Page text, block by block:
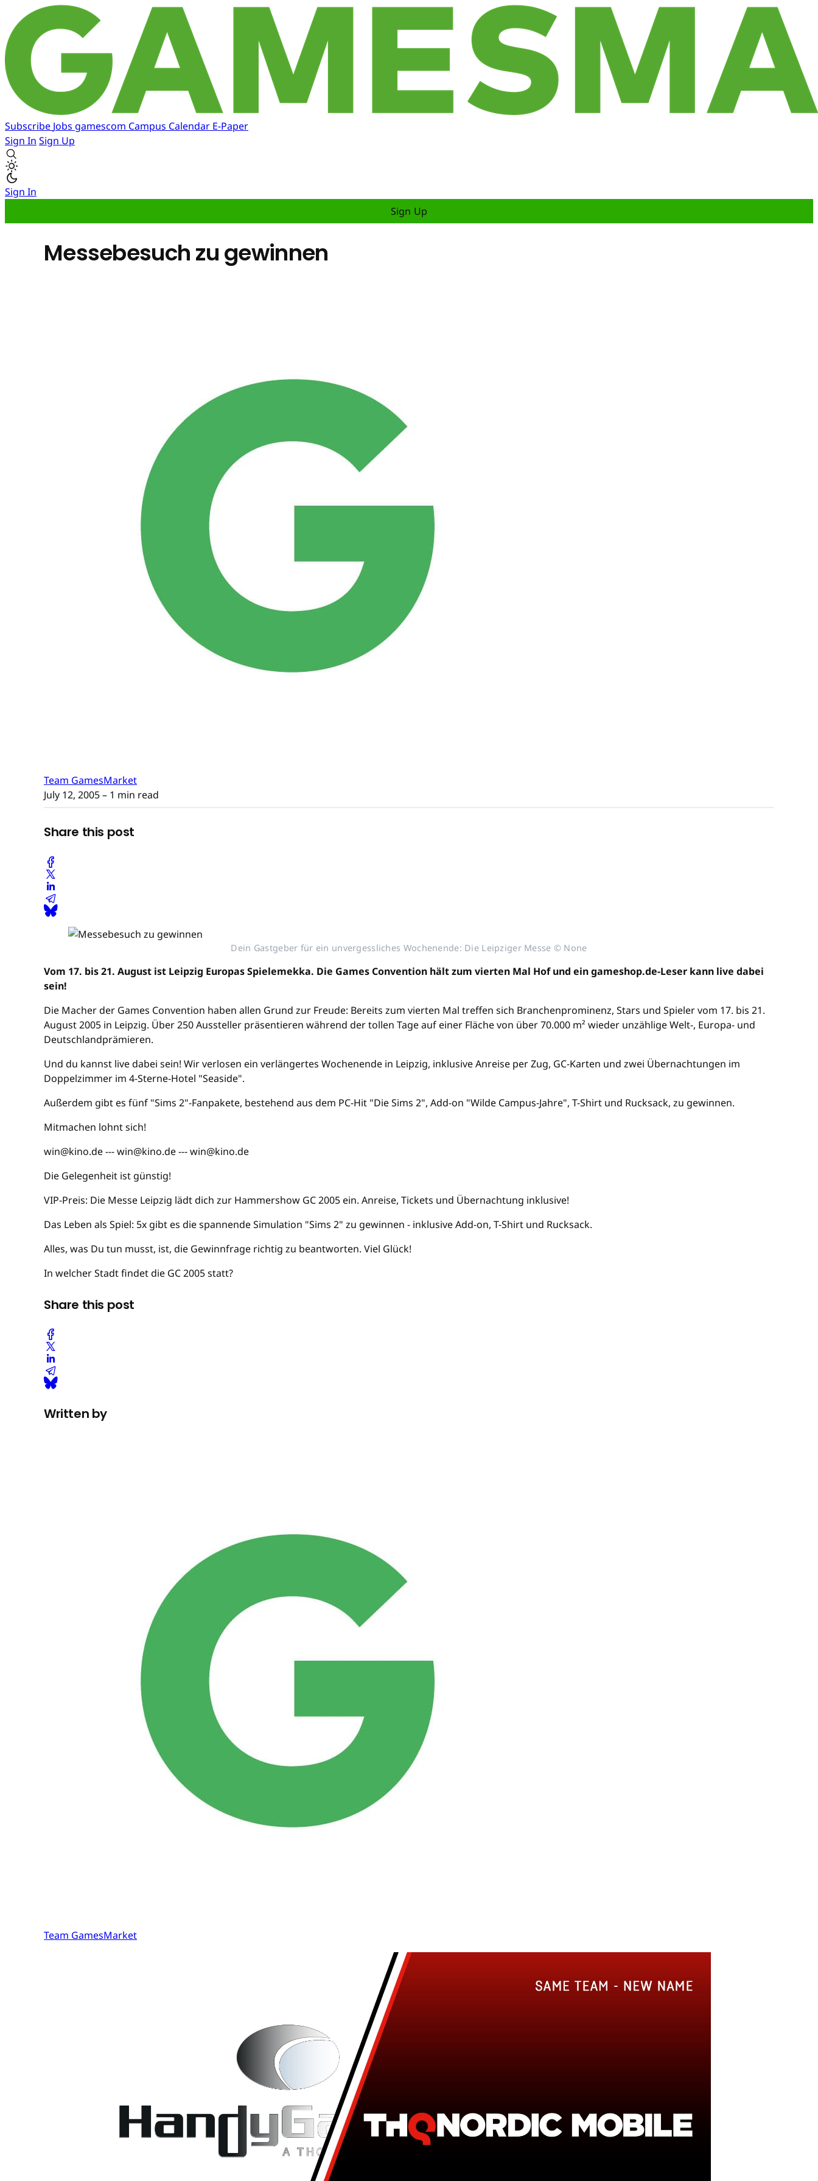
Subscribe Jobs gamescom Campus Calendar E-Paper
Sign In Sign Up
Sign In
Sign Up
Messebesuch zu gewinnen
Team GamesMarket
July 12, 2005– 1 min read
Share this post
Dein Gastgeber für ein unvergessliches Wochenende: Die Leipziger Messe © None
Vom 17. bis 21. August ist Leipzig Europas Spielemekka. Die Games Convention hält zum vierten Mal Hof und ein gameshop.de-Leser kann live dabei
sein!
Die Macher der Games Convention haben allen Grund zur Freude: Bereits zum vierten Mal treffen sich Branchenprominenz, Stars und Spieler vom 17. bis 21.
August 2005 in Leipzig. Über 250 Aussteller präsentieren während der tollen Tage auf einer Fläche von über 70.000 m² wieder unzählige Welt-, Europa- und
Deutschlandprämieren.
Und du kannst live dabei sein! Wir verlosen ein verlängertes Wochenende in Leipzig, inklusive Anreise per Zug, GC-Karten und zwei Übernachtungen im
Doppelzimmer im 4-Sterne-Hotel "Seaside".
Außerdem gibt es fünf "Sims 2"-Fanpakete, bestehend aus dem PC-Hit "Die Sims 2", Add-on "Wilde Campus-Jahre", T-Shirt und Rucksack, zu gewinnen.
Mitmachen lohnt sich!
win@kino.de --- win@kino.de --- win@kino.de
Die Gelegenheit ist günstig!
VIP-Preis: Die Messe Leipzig lädt dich zur Hammershow GC 2005 ein. Anreise, Tickets und Übernachtung inklusive!
Das Leben als Spiel: 5x gibt es die spannende Simulation "Sims 2" zu gewinnen - inklusive Add-on, T-Shirt und Rucksack.
Alles, was Du tun musst, ist, die Gewinnfrage richtig zu beantworten. Viel Glück!
In welcher Stadt findet die GC 2005 statt?
Share this post
Written by
Team GamesMarket